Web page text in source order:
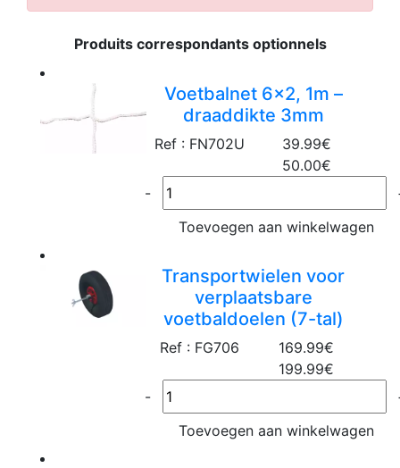
Produits correspondants optionnels
Voetbalnet 6x2, 1m –
draaddikte 3mm
Ref : FN702U
39.99€
50.00€
-
Toevoegen aan winkelwagen
Transportwielen voor
verplaatsbare
voetbaldoelen (7-tal)
Ref : FG706
169.99€
199.99€
-
Toevoegen aan winkelwagen